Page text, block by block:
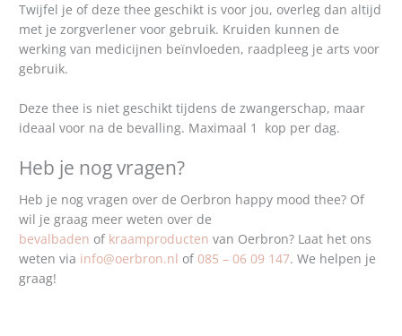
Twijfel je of deze thee geschikt is voor jou, overleg dan altijd
met je zorgverlener voor gebruik. Kruiden kunnen de
werking van medicijnen beïnvloeden, raadpleeg je arts voor
gebruik.
Deze thee is niet geschikt tijdens de zwangerschap, maar
ideaal voor na de bevalling. Maximaal 1 kop per dag.
Heb je nog vragen?
Heb je nog vragen over de Oerbron happy mood thee? Of
wil je graag meer weten over de
bevalbaden of kraamproductenvan Oerbron? Laat het ons
weten via info@oerbron.nl of085 – 06 09 147. We helpen je
graag!